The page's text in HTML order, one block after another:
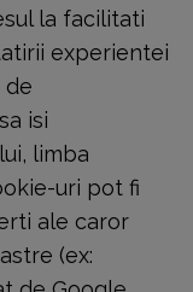
la facilitati
experientei
de
isi
limba
uri pot fi
ale caror
(ex: